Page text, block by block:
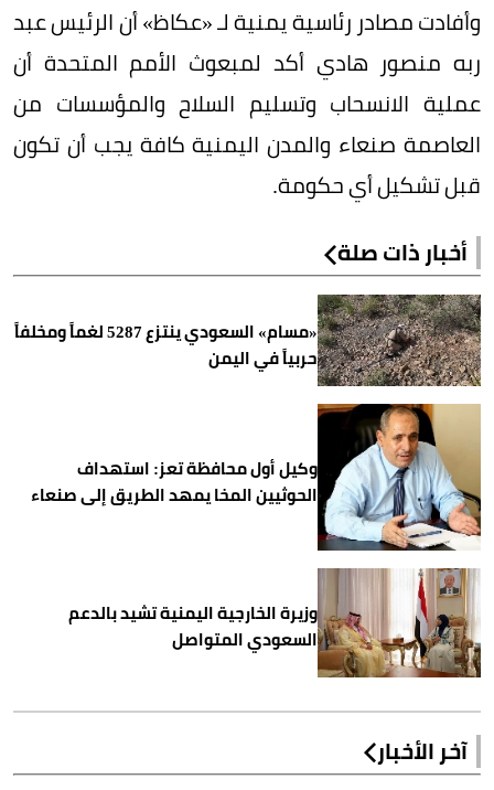
وأفادت مصادر رئاسية يمنية لـ «عكاظ» أن الرئيس عبد
ربه منصور هادي أكد لمبعوث الأمم المتحدة أن
عملية الانسحاب وتسليم السلاح والمؤسسات من
العاصمة صنعاء والمدن اليمنية كافة يجب أن تكون
قبل تشكيل أي حكومة.
أخبار ذات صلة
«مسام» السعودي ينتزع 5287 لغماً ومخلفاً
حربياً في اليمن
وكيل أول محافظة تعز: استهداف
الحوثيين المخا يمهد الطريق إلى صنعاء
وزيرة الخارجية اليمنية تشيد بالدعم
السعودي المتواصل
آخر الأخبار